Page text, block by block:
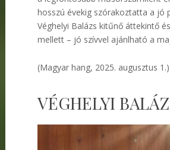
hosszú évekig szórakoztatta a jó
Véghelyi Balázs kitűnő áttekintő
mellett – jó szívvel ajánlható a
(Magyar hang, 2025. augusztus 1.)
VÉGHELYI